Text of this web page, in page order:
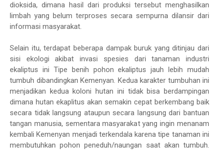
dioksida, dimana hasil dari produksi tersebut menghasilkan
limbah yang belum terproses secara sempurna dilansir dari
informasi masyarakat.
Selain itu, terdapat beberapa dampak buruk yang ditinjau dari
sisi ekologi akibat invasi spesies dari tanaman industri
ekaliptus ini Tipe benih pohon ekaliptus jauh lebih mudah
tumbuh dibandingkan Kemenyan. Kedua karakter tumbuhan ini
menjadikan kedua koloni hutan ini tidak bisa berdampingan
dimana hutan ekaplitus akan semakin cepat berkembang baik
secara tidak langsung ataupun secara langsung dari bantuan
tangan manusia, sementara masyarakat yang ingin menanam
kembali Kemenyan menjadi terkendala karena tipe tanaman ini
membutuhkan pohon peneduh/naungan saat akan tumbuh.